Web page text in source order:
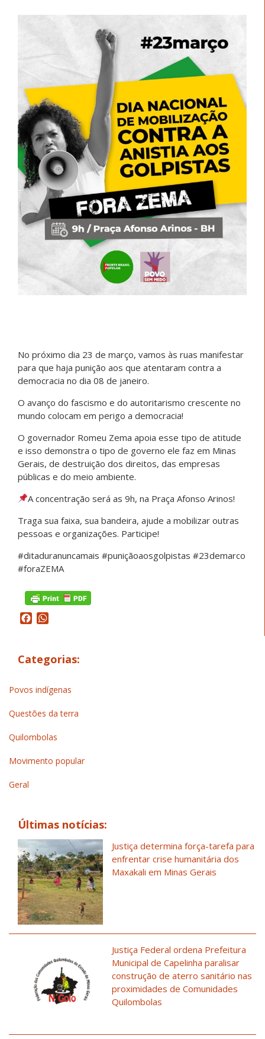
No próximo dia 23 de março, vamos às ruas manifestar
para que haja punição aos que atentaram contra a
democracia no dia 08 de janeiro.
O avanço do fascismo e do autoritarismo crescente no
mundo colocam em perigo a democracia!
O governador Romeu Zema apoia esse tipo de atitude
e isso demonstra o tipo de governo ele faz em Minas
Gerais, de destruição dos direitos, das empresas
públicas e do meio ambiente.
A concentração será as 9h, na Praça Afonso Arinos!
Traga sua faixa, sua bandeira, ajude a mobilizar outras
pessoas e organizações. Participe!
#ditaduranuncamais #puniçãoaosgolpistas #23demarco
#foraZEMA
Facebook
Categorias:
Povos indígenas
Questões da terra
Quilombolas
Movimento popular
Geral
Últimas notícias:
Justiça determina força-tarefa para
enfrentar crise humanitária dos
Maxakali em Minas Gerais
Justiça Federal ordena Prefeitura
Municipal de Capelinha paralisar
construção de aterro sanitário nas
proximidades de Comunidades
Quilombolas